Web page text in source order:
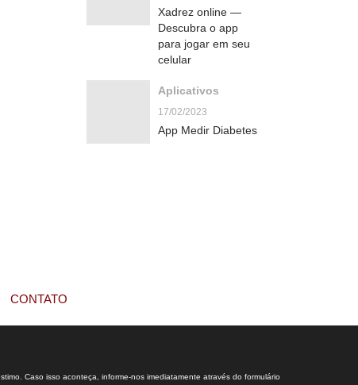
Xadrez online —
Descubra o app
para jogar em seu
celular
Aplicativos
17/02/2023
App Medir Diabetes
CONTATO
Caso isso aconteça, informe-nos imediatamente através do formulário